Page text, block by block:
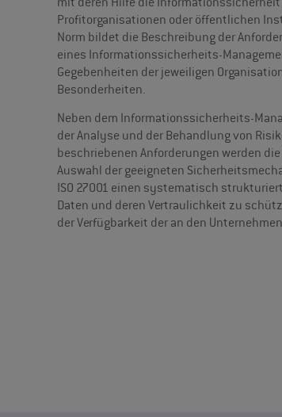
Profitorganisationen oder öffentlichen
Norm bildet die Beschreibung der
eines Informationssicherheits-
Gegebenheiten der jeweiligen
Besonderheiten.
Neben dem Informationssicherheits-
der Analyse und der Behandlung von
beschriebenen Anforderungen werden
Auswahl der geeigneten
ISO 27001 einen systematisch
Daten und deren Vertraulichkeit zu
der Verfügbarkeit der an den